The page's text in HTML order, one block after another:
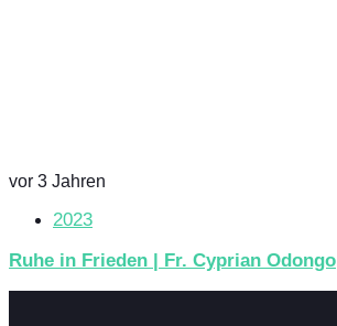
vor 3 Jahren
2023
Ruhe in Frieden | Fr. Cyprian Odongo